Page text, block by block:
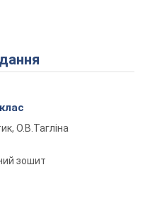
Video
О.В.Тагліна
зошит